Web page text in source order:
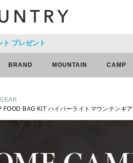
ト プレゼント
BRAND MOUNTAIN CAMP
BAG KIT ハイパーライトマウンテンギ